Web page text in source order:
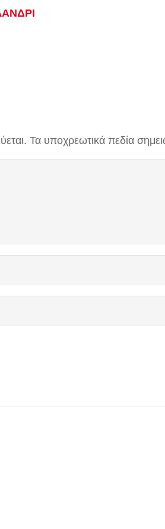
Τα υποχρεωτικά πεδία